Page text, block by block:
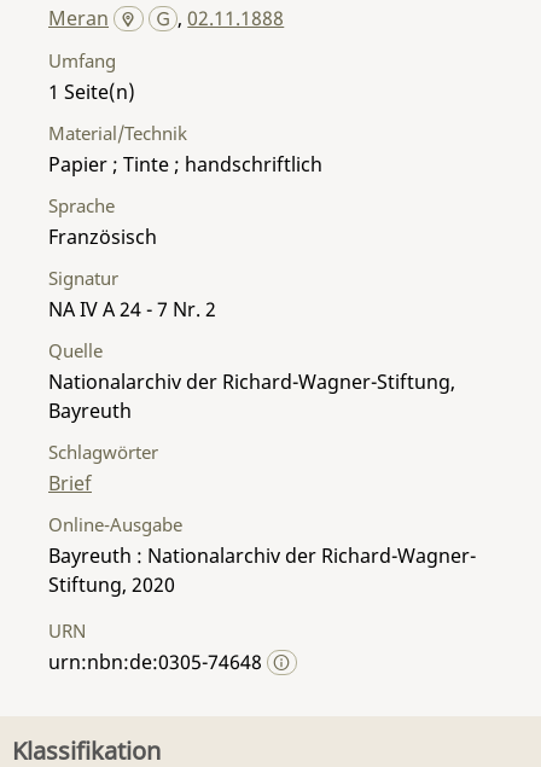
Meran ,02.11.1888
Umfang
1
Material/Technik
Papier ; Tinte ; handschriftlich
Sprache
Französisch
Signatur
NA IV A 24 - 7 Nr. 2
Quelle
Nationalarchiv der Richard-Wagner-Stiftung,
Bayreuth
Schlagwörter
Brief
Online-Ausgabe
Bayreuth : Nationalarchiv der Richard-Wagner-
Stiftung, 2020
URN
urn:nbn:de:0305-74648
Klassifikation